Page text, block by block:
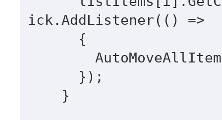
ick.AddListener(() =>